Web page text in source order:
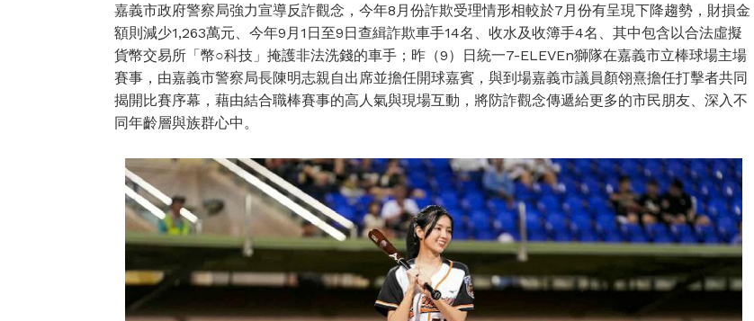
嘉義市政府警察局強力宣導反詐觀念，今年8月份詐欺受理情形相較於7月份有呈現下降趨勢，財損金
額則減少1,263萬元、今年9月1日至9日查緝詐欺車手14名、收水及收簿手4名、其中包含以合法虛擬
貨幣交易所「幣○科技」掩護非法洗錢的車手；昨（9）日統一7-ELEVEn獅隊在嘉義市立棒球場主場
賽事，由嘉義市警察局長陳明志親自出席並擔任開球嘉賓，與到場嘉義市議員顏翎熹擔任打擊者共同
揭開比賽序幕，藉由結合職棒賽事的高人氣與現場互動，將防詐觀念傳遞給更多的市民朋友、深入不
同年齡層與族群心中。